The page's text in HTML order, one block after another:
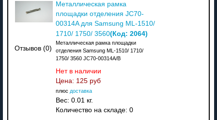
Отзывов (0)
Металлическая рамка
площадки отделения JC70-
00314A для Samsung ML-1510/
1710/ 1750/ 3560(Код: 2064)
Металлическая рамка площадки
отделения Samsung ML-1510/ 1710/
1750/ 3560 JC70-00314A/B
Нет в наличии
Цена: 125 руб
плюс доставка
Вес: 0.01 кг.
Количество на складе: 0